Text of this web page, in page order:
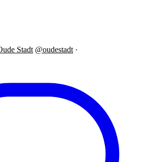
Stadt @oudestadt ·